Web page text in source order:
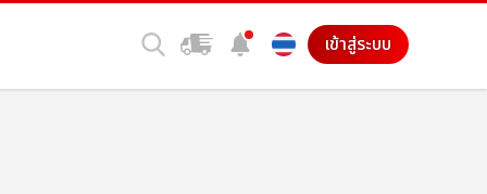
เข้าสู่ระบบ